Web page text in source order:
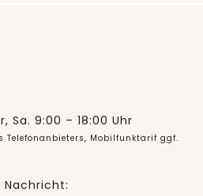
Sa. 9:00 – 18:00 Uhr
Telefonanbieters, Mobilfunktarif ggf.